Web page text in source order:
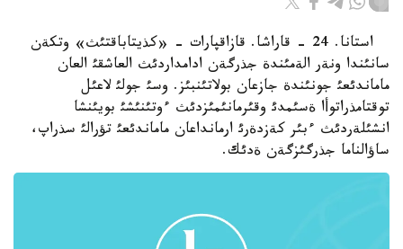
استانا. 24 - قاراشا. قازاقپارات - «كذيتاباقتئث» وتكةن
سانئندا ونةر الةمئندة جذرگةن ادامداردئث العاشقئ العان
ماماندئعئ جونئندة جازعان بولاتئنبئز. وسئ جولئ لاعئل
توقتامذراتوأا ةسئمدئ وقئرمانئمئزدئث ءوتئنئشئ بويئنشا
انشئلةردئث ءبئر كةزدةرئ ارمانداعان ماماندئعئ تؤرالئ سذراپ،
ساؤالناما جذرگئزگةن ةدئك.